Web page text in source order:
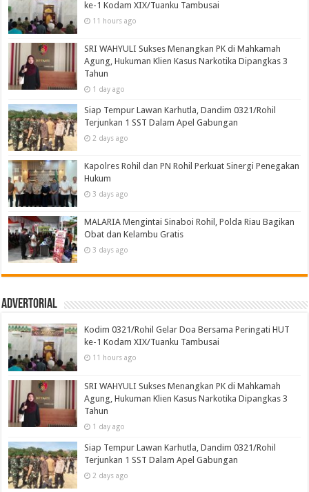
ke-1 Kodam XIX/Tuanku Tambusai
11 hours ago
SRI WAHYULI Sukses Menangkan PK di Mahkamah
Agung, Hukuman Klien Kasus Narkotika Dipangkas 3
Tahun
1 day ago
Siap Tempur Lawan Karhutla, Dandim 0321/Rohil
Terjunkan 1 SST Dalam Apel Gabungan
2 days ago
Kapolres Rohil dan PN Rohil Perkuat Sinergi Penegakan
Hukum
3 days ago
MALARIA Mengintai Sinaboi Rohil, Polda Riau Bagikan
Obat dan Kelambu Gratis
3 days ago
Advertorial
Kodim 0321/Rohil Gelar Doa Bersama Peringati HUT
ke-1 Kodam XIX/Tuanku Tambusai
11 hours ago
SRI WAHYULI Sukses Menangkan PK di Mahkamah
Agung, Hukuman Klien Kasus Narkotika Dipangkas 3
Tahun
1 day ago
Siap Tempur Lawan Karhutla, Dandim 0321/Rohil
Terjunkan 1 SST Dalam Apel Gabungan
2 days ago